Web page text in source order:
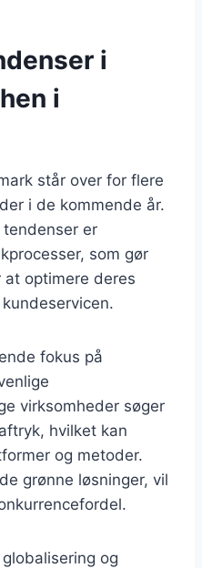
i
i
står over for flere
i de kommende år.
er
som gør
optimere deres
fokus på
virksomheder søger
hvilket kan
og metoder.
grønne løsninger, vil
og